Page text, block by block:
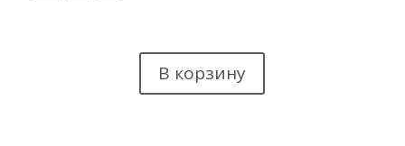
В корзину